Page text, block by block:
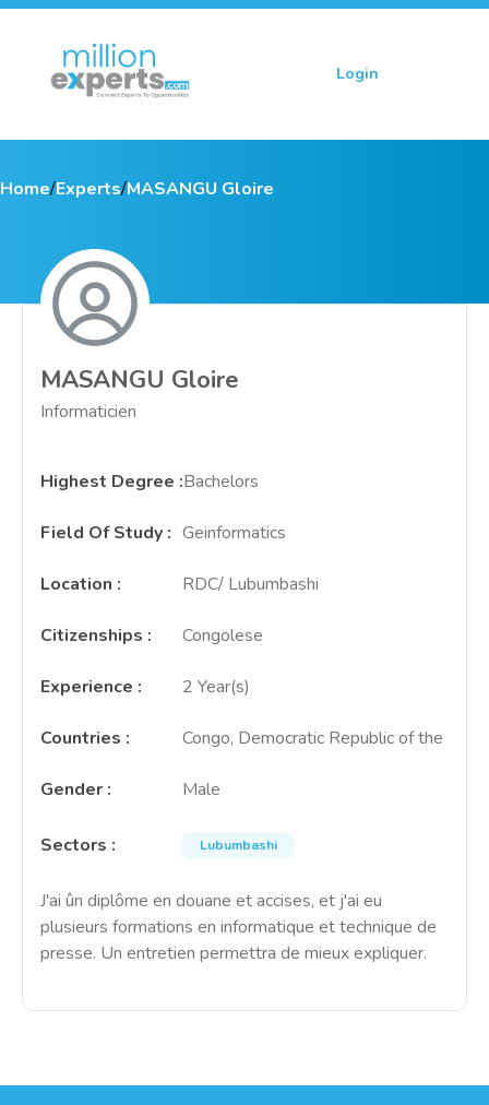
Login
Home/Experts/MASANGU Gloire
MASANGU Gloire
Informaticien
Highest Degree :Bachelors
Field Of Study : Geinformatics
Location : RDC/ Lubumbashi
Citizenships : Congolese
Experience : 2 Year(s)
Countries : Congo, Democratic Republic of the
Gender : Male
Sectors : Lubumbashi
J'ai ûn diplôme en douane et accises, et j'ai eu
plusieurs formations en informatique et technique de
presse. Un entretien permettra de mieux expliquer.